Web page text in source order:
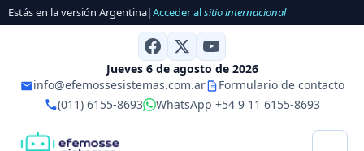
Estás en la versión Argentina|Acceder alsitio internacional
Jueves 6 de agosto de 2026
info@efemossesistemas.com.ar
Formulario de contacto
(011) 6155-8693
WhatsApp +54 9 11 6155-8693